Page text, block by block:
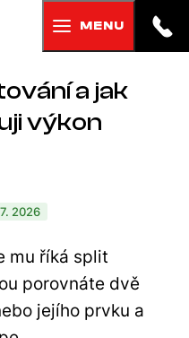
MENU
a jak
výkon
2026
mu říká split
porovnáte dvě
jejího prvku a